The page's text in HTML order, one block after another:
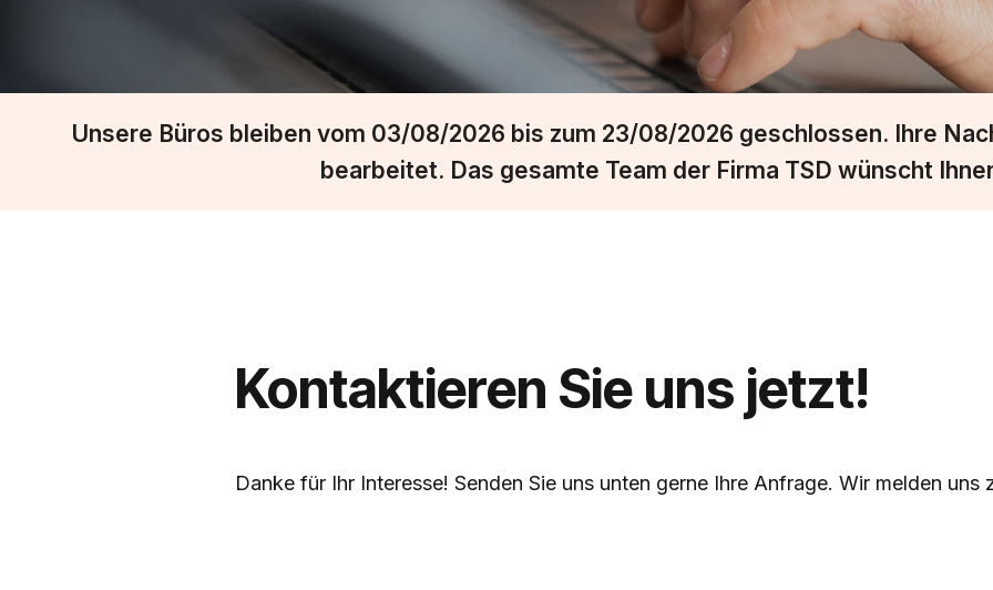
Unsere Büros bleiben vom 03/08/2026 bis zum 23/08/2026 geschlossen. Ihre
bearbeitet. Das gesamte Team der Firma TSD wünscht
Kontaktieren Sie uns jetzt!
Danke für Ihr Interesse! Senden Sie uns unten gerne Ihre Anfrage. Wir melden uns